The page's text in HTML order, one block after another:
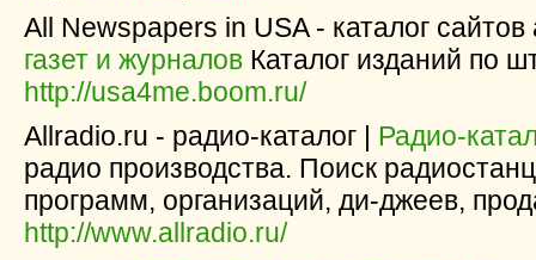
All Newspapers in USA - каталог
газет и журналов Каталог изданий по
http://usa4me.boom.ru/
Allradio.ru - радио-каталог | Радио-
радио производства. Поиск
программ, организаций, ди-джеев,
http://www.allradio.ru/